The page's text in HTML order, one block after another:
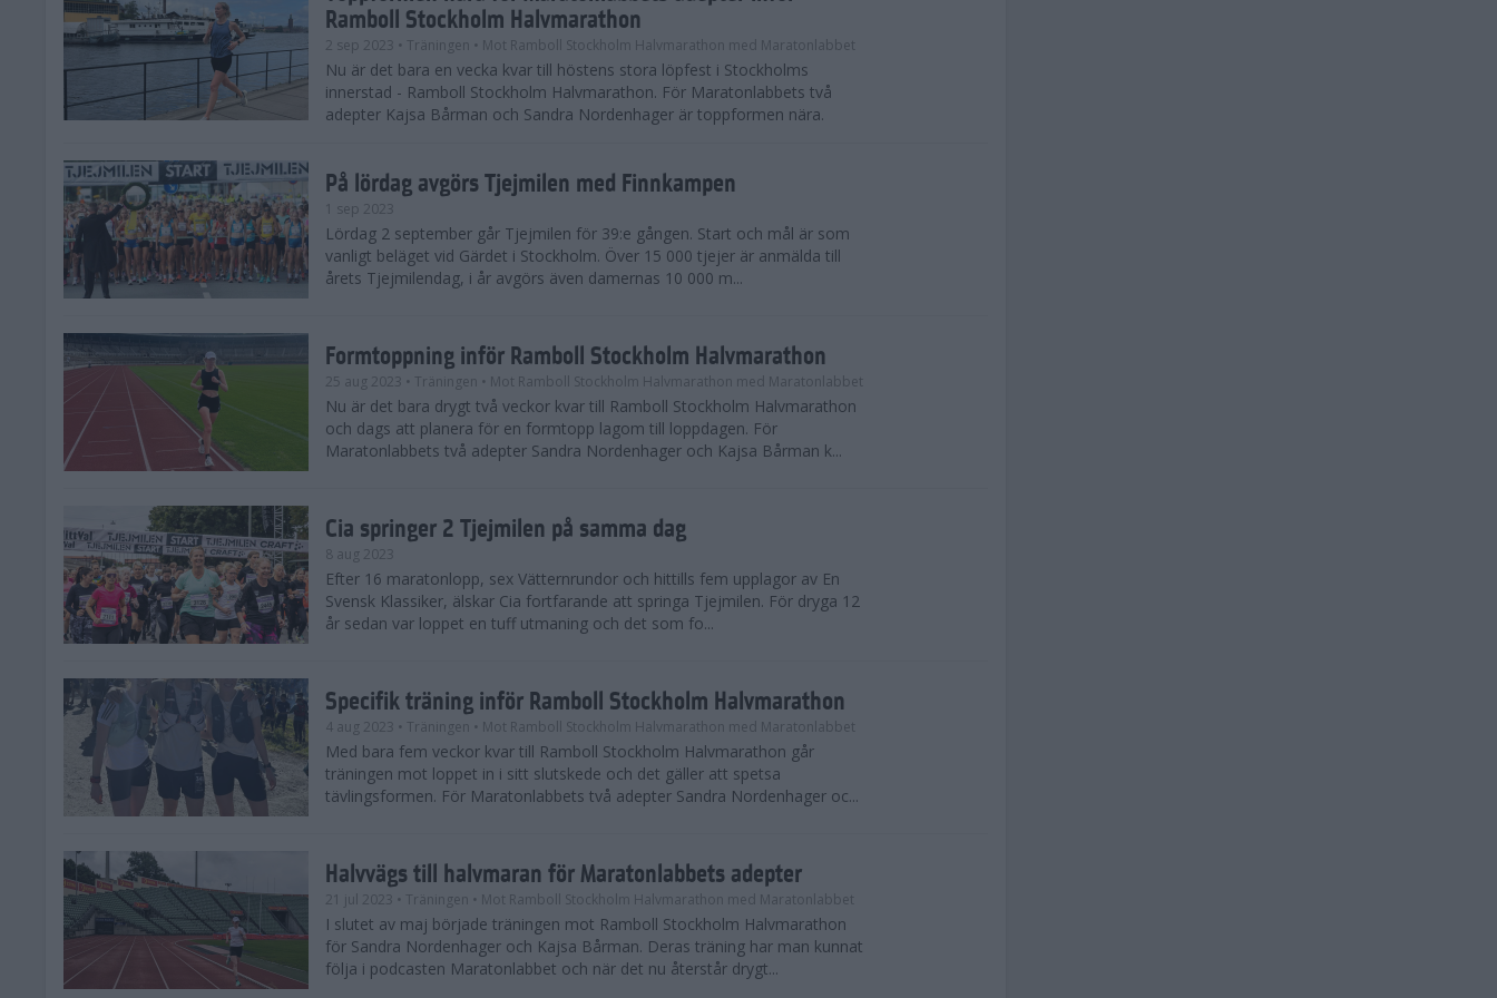
Ramboll Stockholm Halvmarathon
2 sep 2023 • Träningen • Mot Ramboll Stockholm Halvmarathon med Maratonlabbet
Nu är det bara en vecka kvar till höstens stora löpfest i Stockholms
innerstad - Ramboll Stockholm Halvmarathon. För Maratonlabbets två
adepter Kajsa Bårman och Sandra Nordenhager är toppformen nära.
På lördag avgörs Tjejmilen med Finnkampen
1 sep 2023
Lördag 2 september går Tjejmilen för 39:e gången. Start och mål är som
vanligt beläget vid Gärdet i Stockholm. Över 15 000 tjejer är anmälda till
årets Tjejmilendag, i år avgörs även damernas 10 000 m...
Formtoppning inför Ramboll Stockholm Halvmarathon
25 aug 2023 • Träningen • Mot Ramboll Stockholm Halvmarathon med Maratonlabbet
Nu är det bara drygt två veckor kvar till Ramboll Stockholm Halvmarathon
och dags att planera för en formtopp lagom till loppdagen. För
Maratonlabbets två adepter Sandra Nordenhager och Kajsa Bårman k...
Cia springer 2 Tjejmilen på samma dag
8 aug 2023
Efter 16 maratonlopp, sex Vätternrundor och hittills fem upplagor av En
Svensk Klassiker, älskar Cia fortfarande att springa Tjejmilen. För dryga 12
år sedan var loppet en tuff utmaning och det som fo...
Specifik träning inför Ramboll Stockholm Halvmarathon
4 aug 2023 • Träningen • Mot Ramboll Stockholm Halvmarathon med Maratonlabbet
Med bara fem veckor kvar till Ramboll Stockholm Halvmarathon går
träningen mot loppet in i sitt slutskede och det gäller att spetsa
tävlingsformen. För Maratonlabbets två adepter Sandra Nordenhager oc...
Halvvägs till halvmaran för Maratonlabbets adepter
21 jul 2023 • Träningen • Mot Ramboll Stockholm Halvmarathon med Maratonlabbet
I slutet av maj började träningen mot Ramboll Stockholm Halvmarathon
för Sandra Nordenhager och Kajsa Bårman. Deras träning har man kunnat
följa i podcasten Maratonlabbet och när det nu återstår drygt...